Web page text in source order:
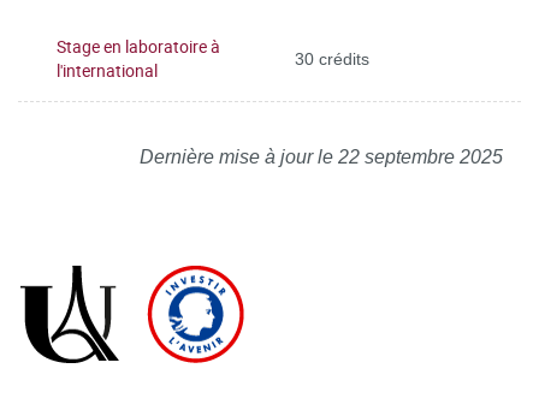
Stage en laboratoire à
l'international
30 crédits
Dernière mise à jour le 22 septembre 2025